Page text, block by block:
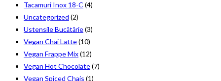
Tacamuri Inox 18-C (4)
Uncategorized (2)
Ustensile Bucătărie(3)
Vegan Chai Latte(10)
Vegan Frappe Mix(12)
Vegan Hot Chocolate(7)
Vegan Spiced Chais (1)